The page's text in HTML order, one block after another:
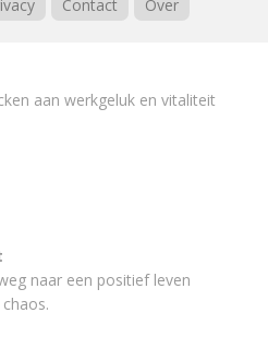
Contact Over
aan werkgeluk en vitaliteit
naar een positief leven